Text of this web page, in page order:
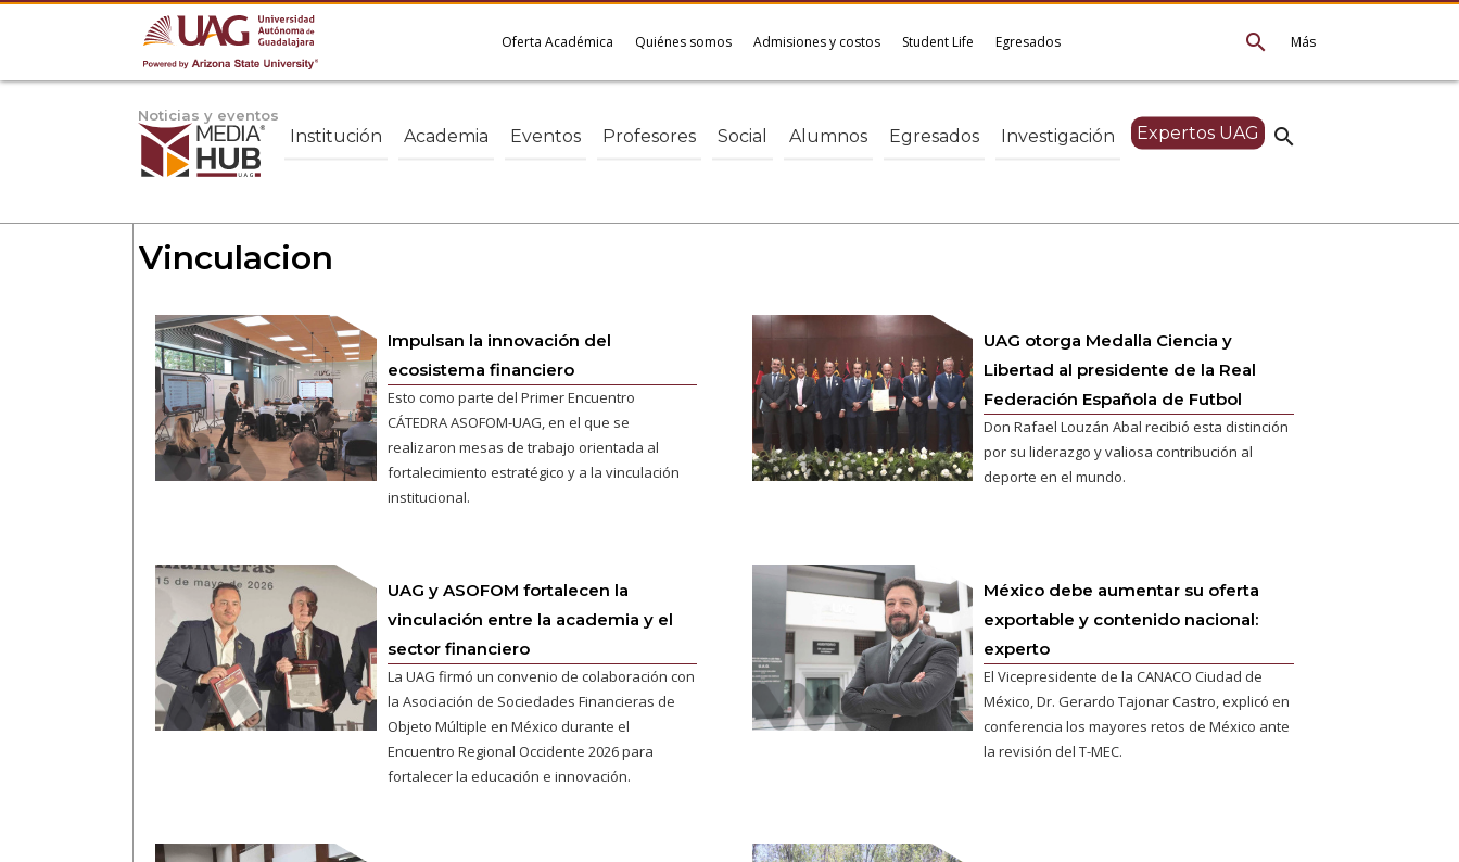
Más
search
Oferta Académica Quiénes somos Admisiones y costos Student Life Egresados
Noticias y eventos
search
Institución Academia Eventos Profesores Social Alumnos Egresados Investigación Expertos UAG
Vinculacion
Impulsan la innovación del
ecosistema financiero
Esto como parte del Primer Encuentro
CÁTEDRA ASOFOM-UAG, en el que se
realizaron mesas de trabajo orientada al
fortalecimiento estratégico y a la vinculación
institucional.
UAG otorga Medalla Ciencia y
Libertad al presidente de la Real
Federación Española de Futbol
Don Rafael Louzán Abal recibió esta distinción
por su liderazgo y valiosa contribución al
deporte en el mundo.
UAG y ASOFOM fortalecen la
vinculación entre la academia y el
sector financiero
La UAG firmó un convenio de colaboración con
la Asociación de Sociedades Financieras de
Objeto Múltiple en México durante el
Encuentro Regional Occidente 2026 para
fortalecer la educación e innovación.
México debe aumentar su oferta
exportable y contenido nacional:
experto
El Vicepresidente de la CANACO Ciudad de
México, Dr. Gerardo Tajonar Castro, explicó en
conferencia los mayores retos de México ante
la revisión del T-MEC.